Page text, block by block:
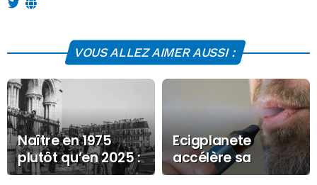
VOUS ALLEZ AIMER AUSSI :
Naître en 1975
plutôt qu’en 2025 :
ce que dit un
Ecigplanete
accélère sa
croissance avec le